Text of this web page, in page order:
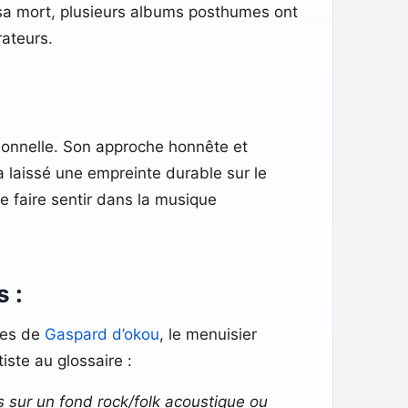
mort, plusieurs albums posthumes ont
Son approche honnête et
laissé une empreinte durable sur le
faire sentir dans la musique
:
de Gaspard d’okou, le menuisier
au glossaire :
un fond rock/folk acoustique ou